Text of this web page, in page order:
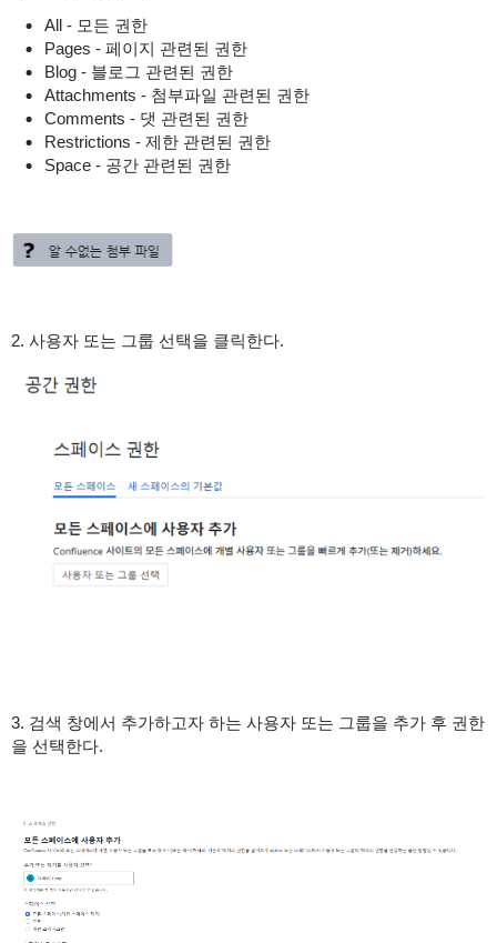
All - 모든 권한
Pages - 페이지 관련된 권한
Blog - 블로그 관련된 권한
Attachments - 첨부파일 관련된 권한
Comments - 댓 관련된 권한
Restrictions - 제한 관련된 권한
Space - 공간 관련된 권한
2. 사용자 또는 그룹 선택을 클릭한다.
3. 검색 창에서 추가하고자 하는 사용자 또는 그룹을 추가 후 권한
을 선택한다.